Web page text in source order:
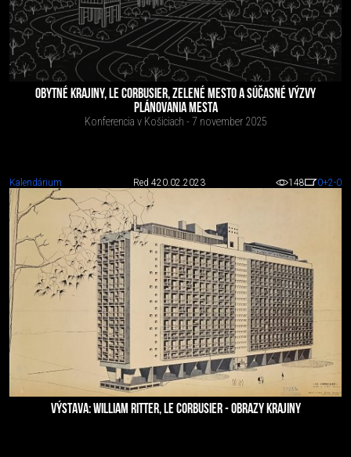
OBYTNÉ KRAJINY, LE CORBUSIER, ZELENÉ MESTO A SÚČASNÉ VÝZVY
PLÁNOVANIA MESTA
Konferencia v Košiciach - 7 november 2025
Kalendárium Red 420.02.2023 148 0+2-0
VÝSTAVA: WILLIAM RITTER, LE CORBUSIER - OBRAZY KRAJINY